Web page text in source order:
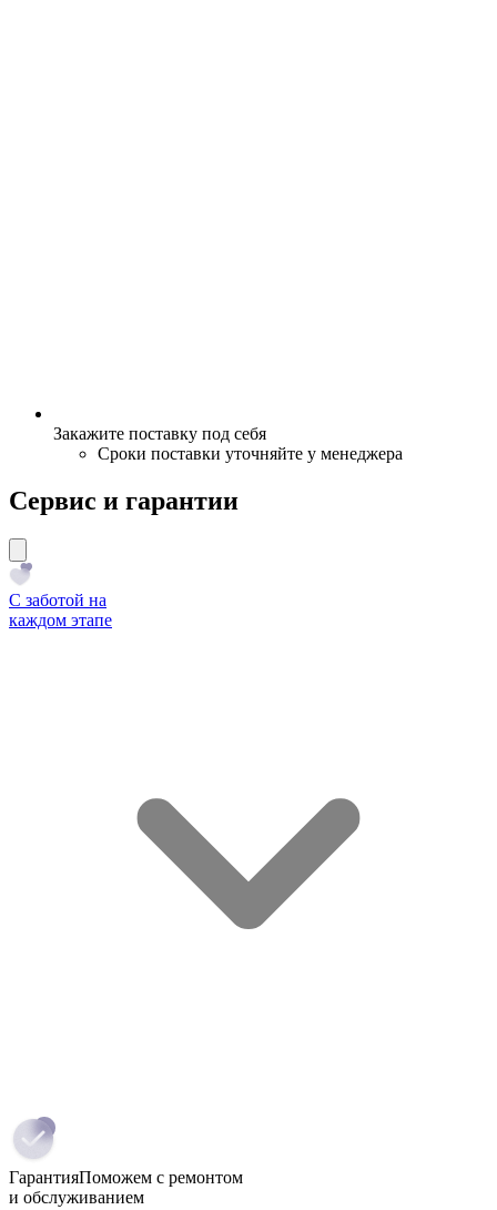
Закажите поставку под себя
Сроки поставки уточняйте у менеджера
Сервис и гарантии
С заботой на
каждом этапе
ГарантияПоможем с ремонтом
и обслуживанием